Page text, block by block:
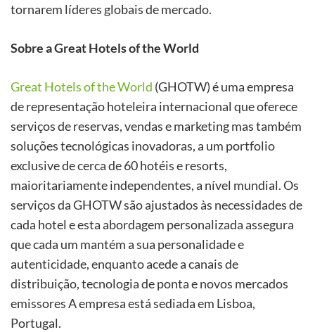
tornarem líderes globais de mercado.
Sobre a Great Hotels of the World
Great Hotels of the World (GHOTW) é uma empresa
de representação hoteleira internacional que oferece
serviços de reservas, vendas e marketing mas também
soluções tecnológicas inovadoras, a um portfolio
exclusive de cerca de 60 hotéis e resorts,
maioritariamente independentes, a nível mundial. Os
serviços da GHOTW são ajustados às necessidades de
cada hotel e esta abordagem personalizada assegura
que cada um mantém a sua personalidade e
autenticidade, enquanto acede a canais de
distribuição, tecnologia de ponta e novos mercados
emissores A empresa está sediada em Lisboa,
Portugal.